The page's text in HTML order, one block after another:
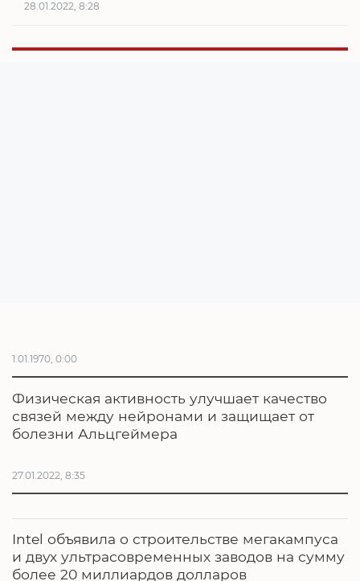
28.01.2022, 8:28
1.01.1970, 0:00
Физическая активность улучшает качество
связей между нейронами и защищает от
болезни Альцгеймера
27.01.2022, 8:35
Intel объявила о строительстве мегакампуса
и двух ультрасовременных заводов на сумму
более 20 миллиардов долларов